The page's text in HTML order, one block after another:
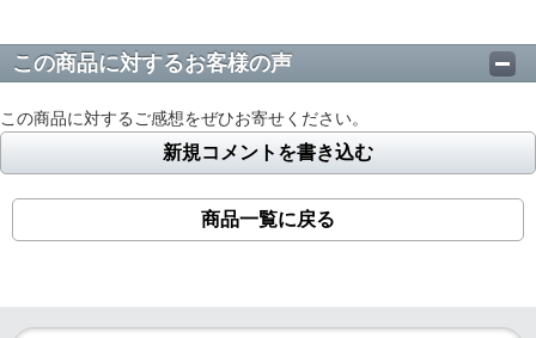
この商品に対するお客様の声
この商品に対するご感想をぜひお寄せください。
新規コメントを書き込む
商品一覧に戻る